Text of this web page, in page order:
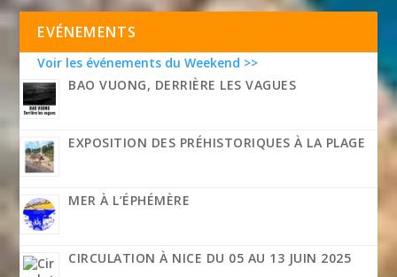
EVÉNEMENTS
Voir les événements du Weekend >>
BAO VUONG, DERRIÈRE LES VAGUES
EXPOSITION DES PRÉHISTORIQUES À LA PLAGE
MER À L’ÉPHÉMÈRE
CIRCULATION À NICE DU 05 AU 13 JUIN 2025